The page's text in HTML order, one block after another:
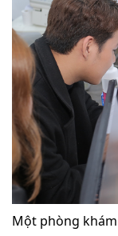
Một phòng